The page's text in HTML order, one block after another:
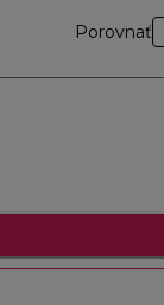
Porovnať